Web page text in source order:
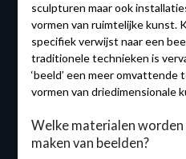
sculpturen maar ook
vormen van ruimtelijke kunst.
specifiek verwijst naar een
traditionele technieken is
‘beeld’ een meer omvattende
vormen van driedimensionale
Welke materialen
maken van beelden?